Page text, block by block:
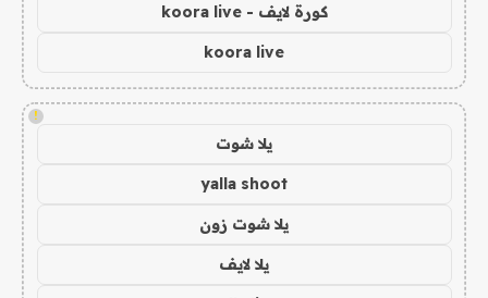
كورة لايف - koora live
koora live
!
يلا شوت
yalla shoot
يلا شوت زون
يلا لايف